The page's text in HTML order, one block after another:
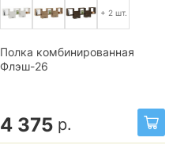
+ 2 шт.
Полка комбинированная
Флэш-26
4 375 р.